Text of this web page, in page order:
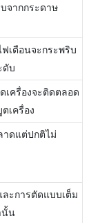
จากกระดาษ
เตือนจะกระพริบ
ดับ
เครื่องจะติดตลอด
เครื่อง
าดแต่ปกติไม่
ละการตัดแบบเต็ม
นั้น